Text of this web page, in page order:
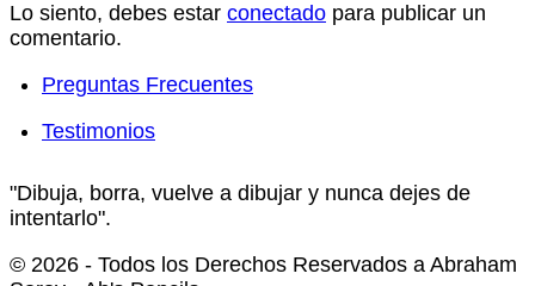
Lo siento, debes estar conectado para publicar un
comentario.
Preguntas Frecuentes
Testimonios
"Dibuja, borra, vuelve a dibujar y nunca dejes de
intentarlo".
© 2026 - Todos los Derechos Reservados a Abraham